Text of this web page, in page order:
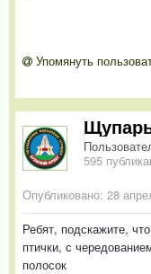
Упомянуть
595
Опубликовано: 28
Ребят, подскажите,
птички, с
полосок